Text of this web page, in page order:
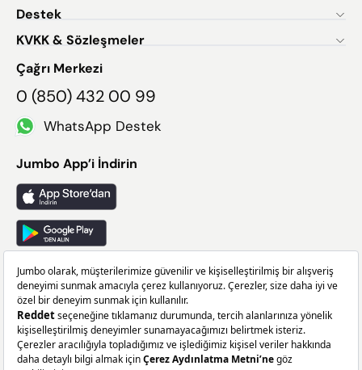
Destek
KVKK & Sözleşmeler
Çağrı Merkezi
0 (850) 432 00 99
WhatsApp Destek
Jumbo App’i İndirin
Takip Edin
Facebook
X
Instagram
Linkedin